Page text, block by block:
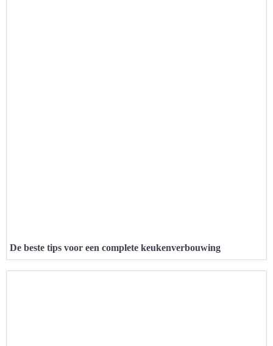
De beste tips voor een complete keukenverbouwing